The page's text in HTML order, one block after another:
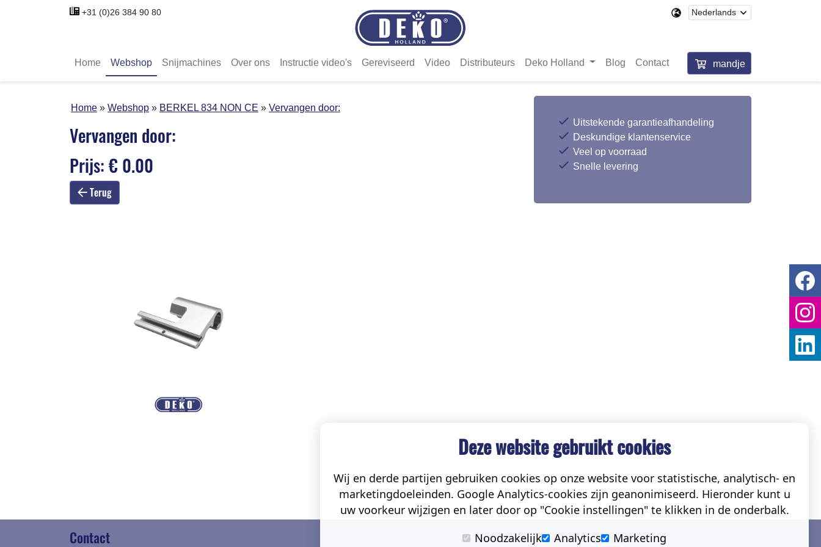
+31 (0)26 384 90 80
Home Webshop Snijmachines Over ons Instructie video's Gereviseerd Video Distributeurs Deko Holland Blog Contact mandje
Home Webshop BERKEL 834 NON CE Vervangen door:
Vervangen door:
Prijs: € 0.00
Terug
Uitstekende garantieafhandeling
Deskundige klantenservice
Veel op voorraad
Snelle levering
Contact Social
Deze website gebruikt cookies
Wij en derde partijen gebruiken cookies op onze website voor statistische, analytisch- en
marketingdoeleinden. Google Analytics-cookies zijn geanonimiseerd. Hieronder kunt u
uw voorkeur wijzigen en later door op "Cookie instellingen" te klikken in de onderbalk.
Noodzakelijk
Analytics Marketing